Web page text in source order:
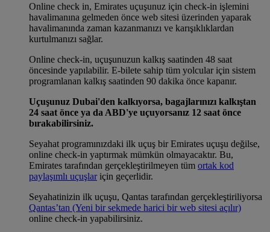
Online check in, Emirates uçuşunuz için check-in işlemini
havalimanına gelmeden önce web sitesi üzerinden yaparak
havalimanında zaman kazanmanızı ve karışıklıklardan
kurtulmanızı sağlar.
Online check-in, uçuşunuzun kalkış saatinden 48 saat
öncesinde yapılabilir. E-bilete sahip tüm yolcular için sistem
programlanan kalkış saatinden 90 dakika önce kapanır.
Uçuşunuz Dubai'den kalkıyorsa, bagajlarınızı kalkıştan
24 saat önce ya da ABD'ye uçuyorsanız 12 saat önce
bırakabilirsiniz.
Seyahat programınızdaki ilk uçuş bir Emirates uçuşu değilse,
online check-in yaptırmak mümkün olmayacaktır. Bu,
Emirates tarafından gerçekleştirilmeyen tüm ortak kod
paylaşımlı uçuşlariçin geçerlidir.
Seyahatinizin ilk uçuşu, Qantas tarafından gerçekleştiriliyorsa
Qantas’tan (Yeni bir sekmede harici bir web sitesi açılır)
online check-in yapabilirsiniz.